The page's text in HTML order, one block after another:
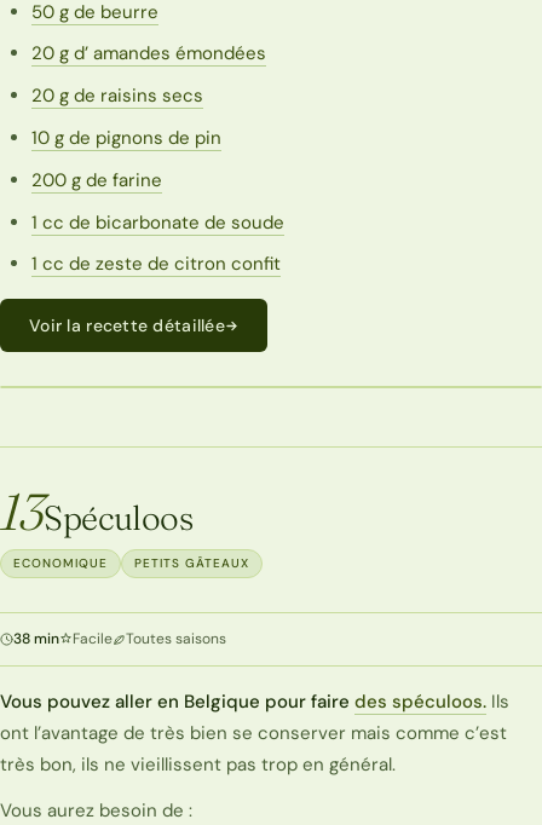
50 g de beurre
20 g d’ amandes émondées
20 g de raisins secs
10 g de pignons de pin
200 g de farine
1 cc de bicarbonate de soude
1 cc de zeste de citron confit
Voir la recette détaillée
13Spéculoos
ECONOMIQUE PETITS GÂTEAUX
38 min Facile Toutes saisons
Vous pouvez aller en Belgique pour faire des spéculoos. Ils
ont l’avantage de très bien se conserver mais comme c’est
très bon, ils ne vieillissent pas trop en général.
Vous aurez besoin de :